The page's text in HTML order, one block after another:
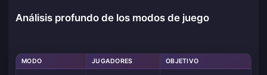
Análisis profundo de los modos de juego
MODO JUGADORES OBJETIVO